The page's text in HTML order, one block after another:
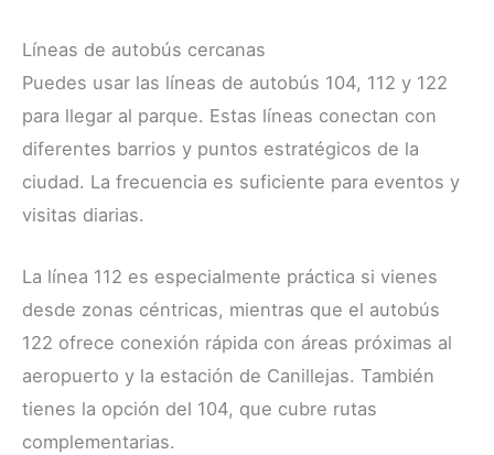
Líneas de autobús cercanas
Puedes usar las líneas de autobús 104, 112 y 122
para llegar al parque. Estas líneas conectan con
diferentes barrios y puntos estratégicos de la
ciudad. La frecuencia es suficiente para eventos y
visitas diarias.
La línea 112 es especialmente práctica si vienes
desde zonas céntricas, mientras que el autobús
122 ofrece conexión rápida con áreas próximas al
aeropuerto y la estación de Canillejas. También
tienes la opción del 104, que cubre rutas
complementarias.